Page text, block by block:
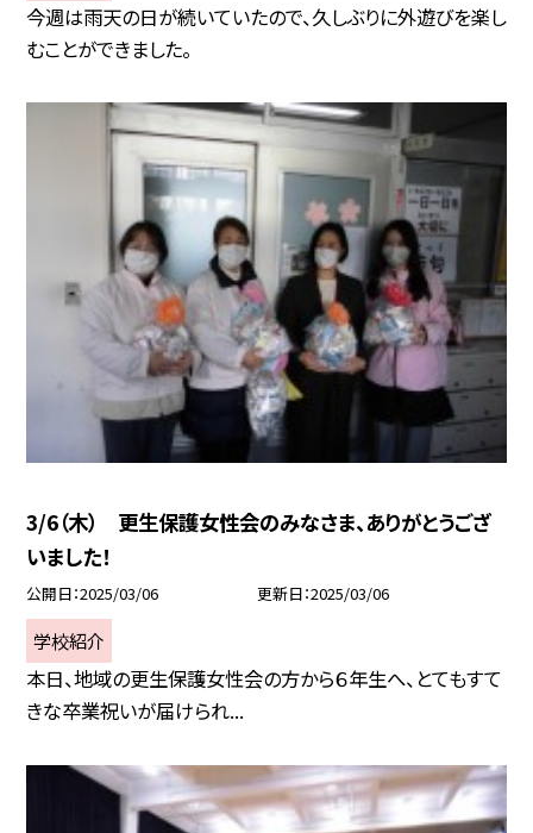
今週は雨天の日が続いていたので、久しぶりに外遊びを楽し
むことができました。
3/6（木） 更生保護女性会のみなさま、ありがとうござ
いました！
公開日 2025/03/06 更新日 2025/03/06
学校紹介
本日、地域の更生保護女性会の方から６年生へ、とてもすて
きな卒業祝いが届けられ...